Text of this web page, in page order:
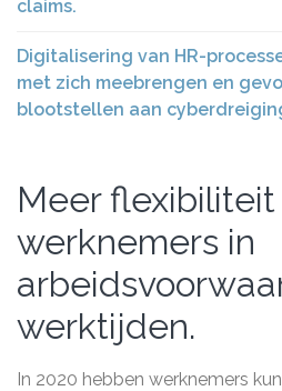
claims.
Digitalisering van HR-
met zich meebrengen en
blootstellen aan
Meer flexibiliteit
werknemers in
werktijden.
In 2020 hebben werknemers